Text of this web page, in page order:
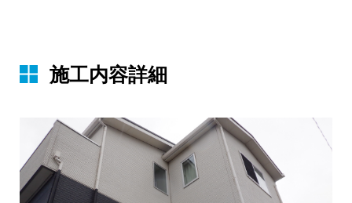
施⼯内容詳細